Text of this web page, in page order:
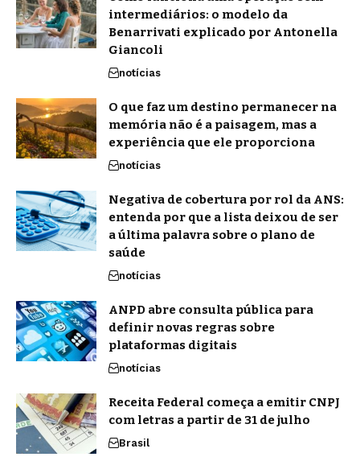
intermediários: o modelo da
Benarrivati explicado por Antonella
Giancoli
notícias
O que faz um destino permanecer na
memória não é a paisagem, mas a
experiência que ele proporciona
notícias
Negativa de cobertura por rol da ANS:
entenda por que a lista deixou de ser
a última palavra sobre o plano de
saúde
notícias
ANPD abre consulta pública para
definir novas regras sobre
plataformas digitais
notícias
Receita Federal começa a emitir CNPJ
com letras a partir de 31 de julho
Brasil